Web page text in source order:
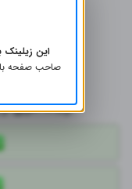
یا ارسال
ارتباط سریع
این
صاحب صفحه